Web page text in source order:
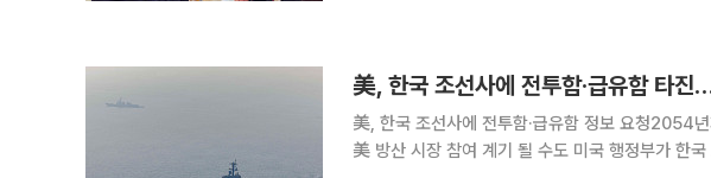
美, 한국 조선사에 전투함·급유함 타진
美, 한국 조선사에 전투함·급유함 정보 요청2054
美 방산 시장 참여 계기 될 수도 미국 행정부가 한국 조선업계에 함정 건조·설계 역량을 공식 타진한